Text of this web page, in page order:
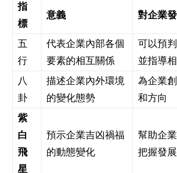
指
標
意義 對企業
五
行
代表企業內部各個
要素的相互關係
可以預
並指導
八
卦
描述企業內外環境
的變化態勢
為企業
和方向
紫
白
飛
星
預示企業吉凶禍福
的動態變化
幫助企
把握發